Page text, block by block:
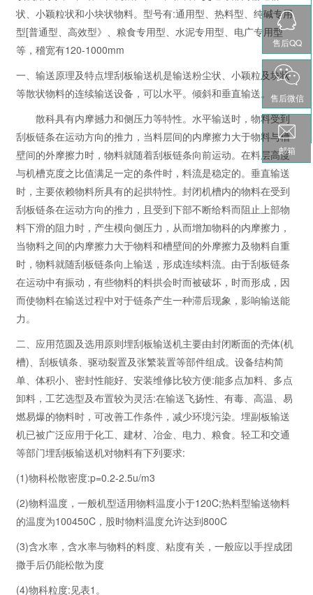
状、小颖粒状和小块状物料。型号有:通用型、热料型、纯碱专用
型[普通型、高效型》、粮食专用型、水泥专用型、电广专用型
等，稽宽有120-1000mm
一、输送原理及特点埋刮板输送机是输送粉尘状、小颖粒及块状
等散状物料的连续输送设备，可以水平。倾斜和垂直输送。
散科具有内摩撼力和侧压力等特性。水平输送时，物料受到
刮板链条在运动方向的推力，当料层间的内摩擦力大于物料与槽
壁间的外摩擦力时，物料就随着刮板链条向前运动。在料层高度
与机槽克度之比值满足一定的条件时，料流是稳定的。垂直输送
时，主要依赖物料所具有的起拱特性。封闭机槽内的物料在受到
刮板链条在运动方向的推力，且受到下部不断给料而阻止上部物
料下滑的阻力时，产生模向侧压力，从而增加物科的内摩擦力，
当物料之间的内摩擦力大于物料和槽壁间的外摩擦力及物料自重
时，物料就随刮板链条向上输送，形成连续料流。由于刮板链条
在运动中有振动，有些物料的料拱会时而被破坏，时而形成，因
而使物料在输送过程中对于链条产生一种滞后现象，影响输送能
力。
二、应用范圆及选用原则埋刮板输送机主要由封闭断面的壳体(机
槽)、刮板镇条、驱动裂置及张繁装置等部件组成。设备结构简
单、体积小、密封性能好、安装维修比较方便:能多点加料、多点
卸料，工艺选型及布置较为灵活:在输送飞扬性、有毒、高温、易
燃易爆的物料时，可改善工作条件，减少环境污染。埋副板输送
机已被广泛应用于化工、建材、冶金、电力、粮食。轻工和交通
等部门埋刮板输送机对物料有下列要求:
(1)物科松散密度:p=0.2-2.5u/m3
(2)物料温度，一般机型适用物料温度小于120C;热料型输送物料
的温度为100450C，股时物料温度允许达到800C
(3)含水率，含水率与物料的料度、粘度有关，一般应以手捏成团
撒手后仍能松散为度
(4)物科粒度:见表1。
售后QQ
售后微信
邮箱